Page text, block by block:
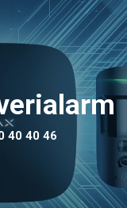
40 40 46